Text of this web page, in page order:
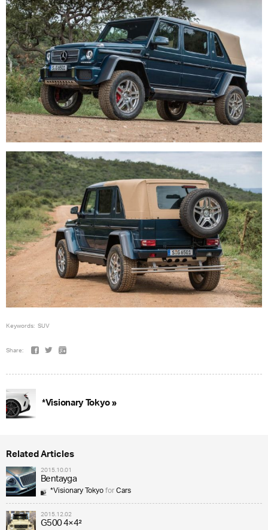
Keywords: SUV
Share:
*Visionary Tokyo »
Related Articles
2015.10.01
Bentayga
*Visionary TokyoforCars
2015.12.02
G500 4×4²